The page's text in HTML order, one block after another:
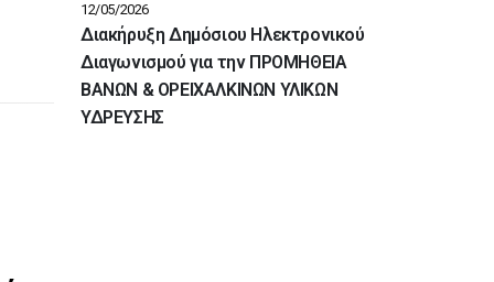
Διακήρυξη Δημόσιου Ηλεκτρονικού
Διαγωνισμού για την ΠΡΟΜΗΘΕΙΑ
ΒΑΝΩΝ & ΟΡΕΙΧΑΛΚΙΝΩΝ ΥΛΙΚΩΝ
ΥΔΡΕΥΣΗΣ
12/05/2026